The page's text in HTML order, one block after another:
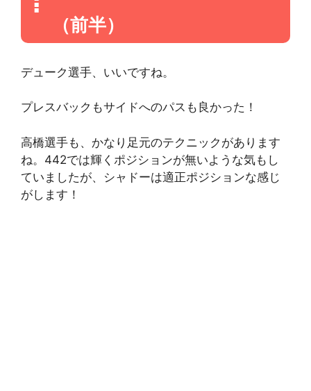
（前半）
デューク選手、いいですね。
プレスバックもサイドへのパスも良かった！
高橋選手も、かなり足元のテクニックがあります
ね。442では輝くポジションが無いような気もし
ていましたが、シャドーは適正ポジションな感じ
がします！